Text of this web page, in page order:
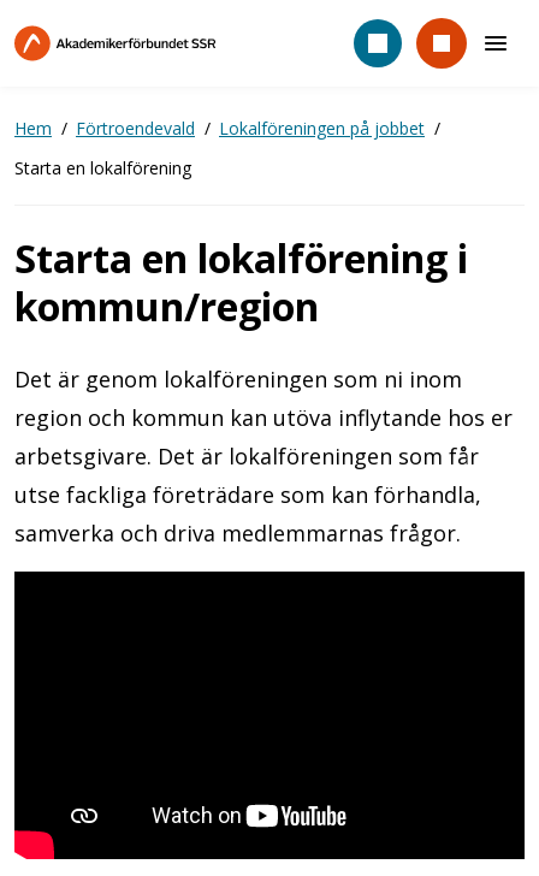
till
Hem Förtroendevald
Lokalföreningen på jobbet
Starta en lokalförening
Starta en lokalförening i
kommun/region
Det är genom lokalföreningen som ni inom
region och kommun kan utöva inflytande hos er
arbetsgivare. Det är lokalföreningen som får
utse fackliga företrädare som kan förhandla,
samverka och driva medlemmarnas frågor.